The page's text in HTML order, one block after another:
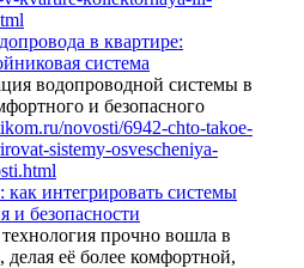
в квартире:
система
водопроводной системы в
и безопасного
интегрировать системы
и безопасности
прочно вошла в
её более комфортной,